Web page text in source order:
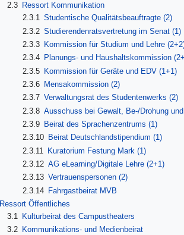
2.3
Ressort Kommunikation
2.3.1 Studentische Qualitätsbeauftragte (2)
2.3.2 Studierendenratsvertretung im Senat (1)
2.3.3 Kommission für Studium und Lehre
2.3.4 Planungs- und Haushaltskommission
2.3.5 Kommission für Geräte und EDV (1+1)
2.3.6 Mensakommission (2)
2.3.7 Verwaltungsrat des Studentenwerks (2)
2.3.8 Ausschuss bei Gewalt, Be-/Drohung
2.3.9 Beirat des Sprachenzentrums (1)
2.3.10 Beirat Deutschlandstipendium (1)
2.3.11
Kuratorium Festung Mark (1)
2.3.12 AG eLearning/Digitale Lehre (2+1)
2.3.13 Vertrauenspersonen (2)
2.3.14 Fahrgastbeirat MVB
Ressort Öffentliches
3.1
Kulturbeirat des Campustheaters
3.2
Kommunikations- und Medienbeirat